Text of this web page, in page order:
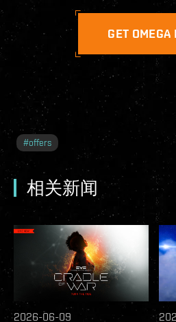
GET OMEGA
#offers
相关新闻
2026-06-09